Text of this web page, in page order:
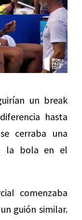
un break
hasta
cerraba una
la bola en el
comenzaba
guión similar.